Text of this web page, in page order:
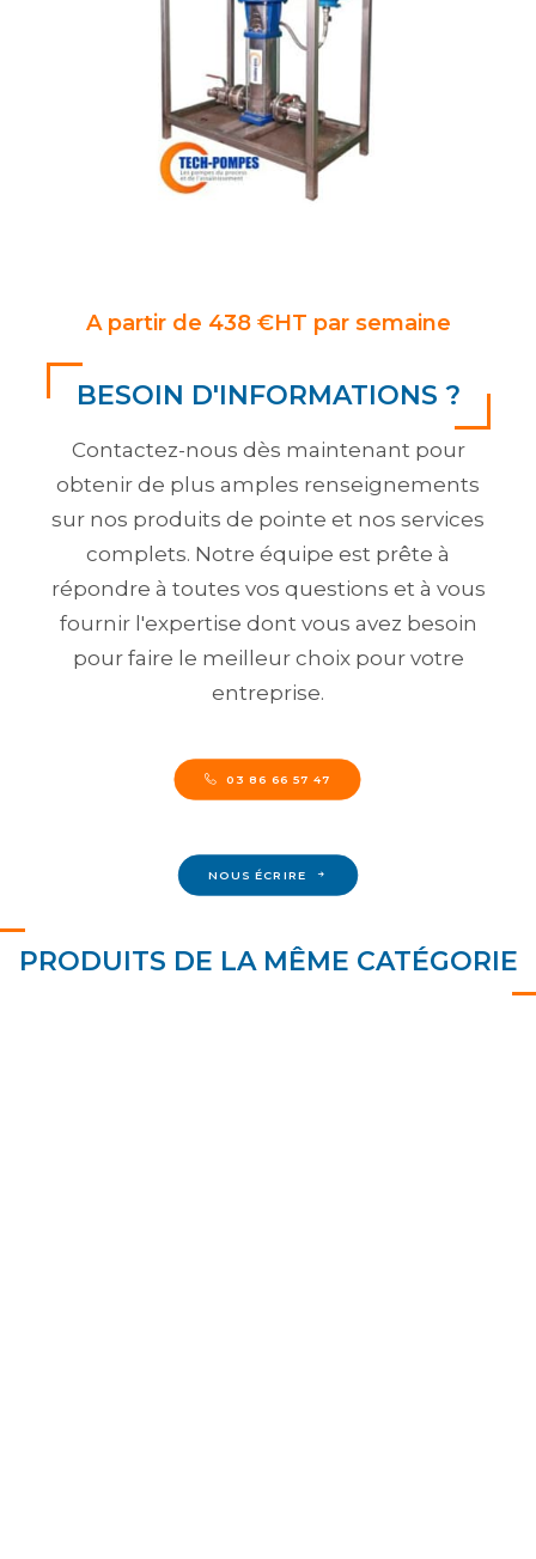
A partir de 438 €HT par semaine
BESOIN D'INFORMATIONS ?
Contactez-nous dès maintenant pour
obtenir de plus amples renseignements
sur nos produits de pointe et nos services
complets. Notre équipe est prête à
répondre à toutes vos questions et à vous
fournir l'expertise dont vous avez besoin
pour faire le meilleur choix pour votre
entreprise.
03 86 66 57 47
NOUS ÉCRIRE
PRODUITS DE LA MÊME CATÉGORIE